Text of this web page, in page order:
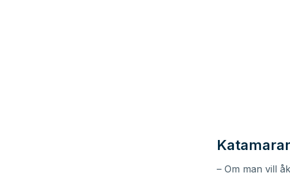
– Om man vill